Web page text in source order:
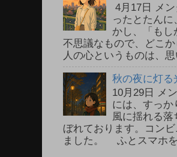
4月17日 メ
ったとたん
かし、「も
不思議なもので、どこ
人の心というものは、
秋の夜に灯る
10月29日 メ
には、すっ
風に揺れる
ぼれております。コン
ました。 ふとスマホ